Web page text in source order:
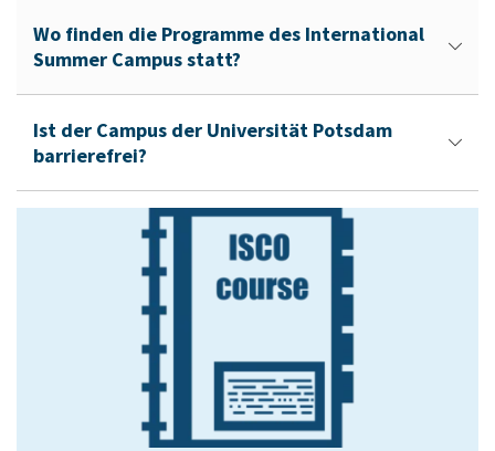
Wo finden die Programme des International
Summer Campus statt?
Ist der Campus der Universität Potsdam
barrierefrei?